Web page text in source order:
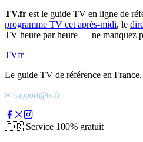
TV.fr est le guide TV en ligne de
programme TV cet après-midi, le
TV heure par heure — ne manquez
TVfr
Le guide TV de référence en
✉ support@tv.fr
🇫🇷 Service 100% gratuit